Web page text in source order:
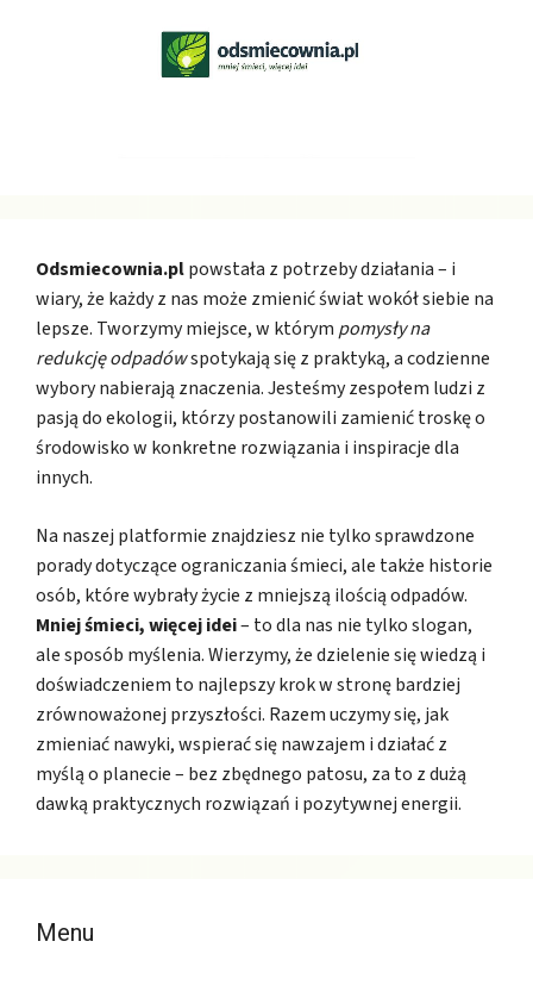
Odsmiecownia.plpowstała z potrzeby działania – i
wiary, że każdy z nas może zmienić świat wokół siebie na
lepsze. Tworzymy miejsce, w którym pomysły na
redukcję odpadówspotykają się z praktyką, a codzienne
wybory nabierają znaczenia. Jesteśmy zespołem ludzi z
pasją do ekologii, którzy postanowili zamienić troskę o
środowisko w konkretne rozwiązania i inspiracje dla
innych.
Na naszej platformie znajdziesz nie tylko sprawdzone
porady dotyczące ograniczania śmieci, ale także historie
osób, które wybrały życie z mniejszą ilością odpadów.
Mniej śmieci, więcej idei– to dla nas nie tylko slogan,
ale sposób myślenia. Wierzymy, że dzielenie się wiedzą i
doświadczeniem to najlepszy krok w stronę bardziej
zrównoważonej przyszłości. Razem uczymy się, jak
zmieniać nawyki, wspierać się nawzajem i działać z
myślą o planecie – bez zbędnego patosu, za to z dużą
dawką praktycznych rozwiązań i pozytywnej energii.
Menu